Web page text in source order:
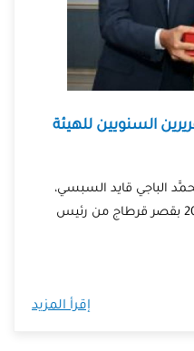
السنويين للهيئة
الباجي قايد السبسي،
صباح يوم الجمعة 04 سبتمبر 2015 بقصر قرطاج من رئيس
إقرأ المزيد